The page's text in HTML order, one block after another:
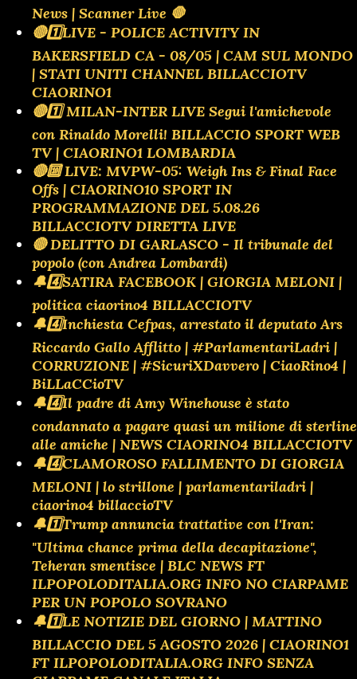
News | Scanner Live 🛑
🔴1️⃣LIVE - POLICE ACTIVITY IN
BAKERSFIELD CA - 08/05 | CAM SUL MONDO
| STATI UNITI CHANNEL BILLACCIOTV
CIAORINO1
🔴1️⃣ MILAN-INTER LIVE Segui l'amichevole
con Rinaldo Morelli! BILLACCIO SPORT WEB
TV | CIAORINO1 LOMBARDIA
🔴🔟 LIVE: MVPW-05: Weigh Ins & Final Face
Offs | CIAORINO10 SPORT IN
PROGRAMMAZIONE DEL 5.08.26
BILLACCIOTV DIRETTA LIVE
🔴 DELITTO DI GARLASCO - Il tribunale del
popolo (con Andrea Lombardi)
🔔4️⃣SATIRA FACEBOOK | GIORGIA MELONI |
politica ciaorino4 BILLACCIOTV
🔔4️⃣Inchiesta Cefpas, arrestato il deputato Ars
Riccardo Gallo Afflitto | #ParlamentariLadri |
CORRUZIONE | #SicuriXDavvero | CiaoRino4 |
BiLLaCCioTV
🔔4️⃣Il padre di Amy Winehouse è stato
condannato a pagare quasi un milione di sterline
alle amiche | NEWS CIAORINO4 BILLACCIOTV
🔔4️⃣CLAMOROSO FALLIMENTO DI GIORGIA
MELONI | lo strillone | parlamentariladri |
ciaorino4 billaccioTV
🔔1️⃣Trump annuncia trattative con l'Iran:
"Ultima chance prima della decapitazione",
Teheran smentisce | BLC NEWS FT
ILPOPOLODITALIA.ORG INFO NO CIARPAME
PER UN POPOLO SOVRANO
🔔1️⃣LE NOTIZIE DEL GIORNO | MATTINO
BILLACCIO DEL 5 AGOSTO 2026 | CIAORINO1
FT ILPOPOLODITALIA.ORG INFO SENZA